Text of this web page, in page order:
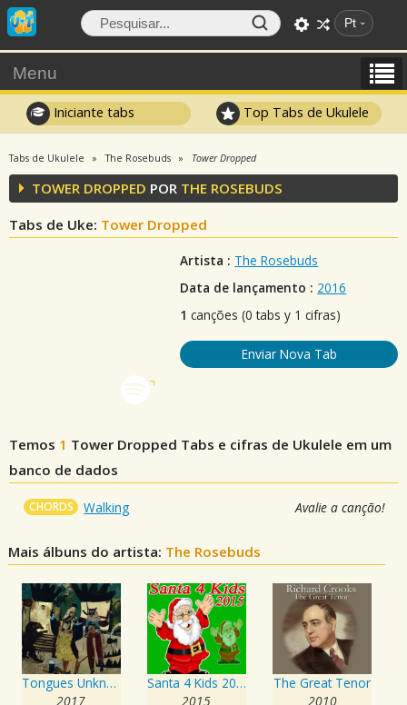
Pt
Menu
Iniciante tabs Top Tabs de Ukulele
Tabs de Ukulele The Rosebuds Tower Dropped
TOWER DROPPED POR THE ROSEBUDS
Tabs de Uke: Tower Dropped
Artista : The Rosebuds
Data de lançamento : 2016
1 canções (0 tabs y 1 cifras)
Enviar Nova Tab
Temos 1 Tower Dropped Tabs e cifras de Ukulele em um
banco de dados
CHORDS Walking Avalie a canção!
Mais álbuns do artista: The Rosebuds
Tongues Unknown
2017
Santa 4 Kids 2015
2015
The Great Tenor
2010